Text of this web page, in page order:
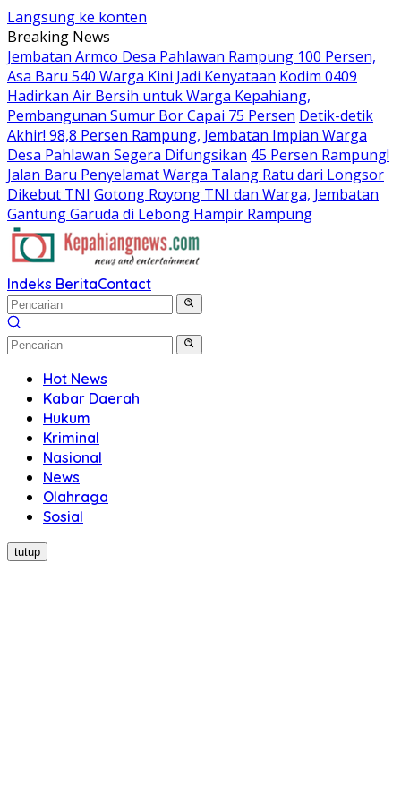
Langsung ke konten
Breaking News
Jembatan Armco Desa Pahlawan Rampung 100 Persen,
Asa Baru 540 Warga Kini Jadi Kenyataan Kodim 0409
Hadirkan Air Bersih untuk Warga Kepahiang,
Pembangunan Sumur Bor Capai 75 Persen Detik-detik
Akhir! 98,8 Persen Rampung, Jembatan Impian Warga
Desa Pahlawan Segera Difungsikan 45 Persen Rampung!
Jalan Baru Penyelamat Warga Talang Ratu dari Longsor
Dikebut TNI Gotong Royong TNI dan Warga, Jembatan
Gantung Garuda di Lebong Hampir Rampung
Indeks BeritaContact
Hot News
Kabar Daerah
Hukum
Kriminal
Nasional
News
Olahraga
Sosial
tutup